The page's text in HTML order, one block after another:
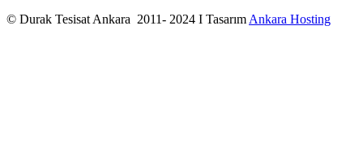
© Durak Tesisat Ankara 2011- 2024 I Tasarım Ankara Hosting